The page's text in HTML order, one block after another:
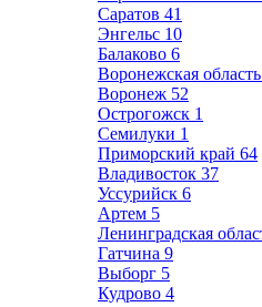
Саратов 41
Энгельс 10
Балаково 6
Воронежская область
Воронеж 52
Острогожск 1
Семилуки 1
Приморский край 64
Владивосток 37
Уссурийск 6
Артем 5
Ленинградская
Гатчина 9
Выборг 5
Кудрово 4